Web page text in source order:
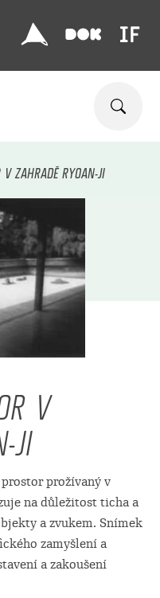
V ZAHRADĚ RYOAN-JI
V
JI
prožívaný v
na důležitost ticha a
a zvukem. Snímek
zamyšlení a
a zakoušení